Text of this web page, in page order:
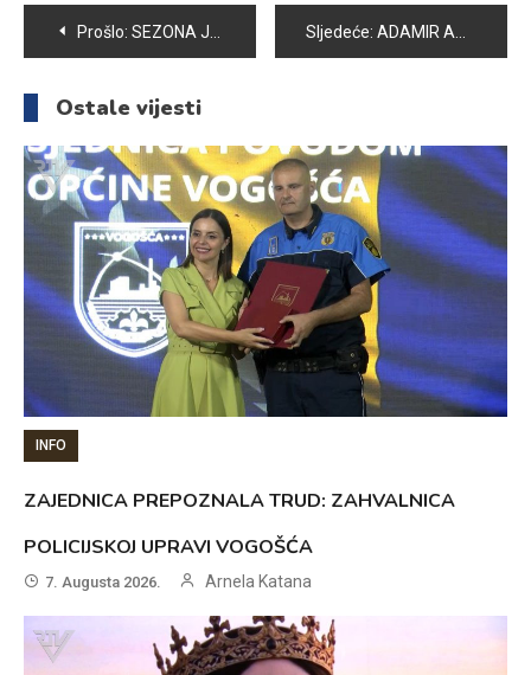
Navigacija
članaka
Prošlo: SEZONA JE LJETNIH POŽARA: VATROGASCI POZIVAJU NA OPREZ! Sljedeće: ADAMIR ANE RAŠČIĆ SE OKITIO NOVOM ZLATNOM MEDALJOM
Ostale vijesti
INFO
ZAJEDNICA PREPOZNALA TRUD: ZAHVALNICA
POLICIJSKOJ UPRAVI VOGOŠĆA
7. Augusta 2026. Arnela Katana